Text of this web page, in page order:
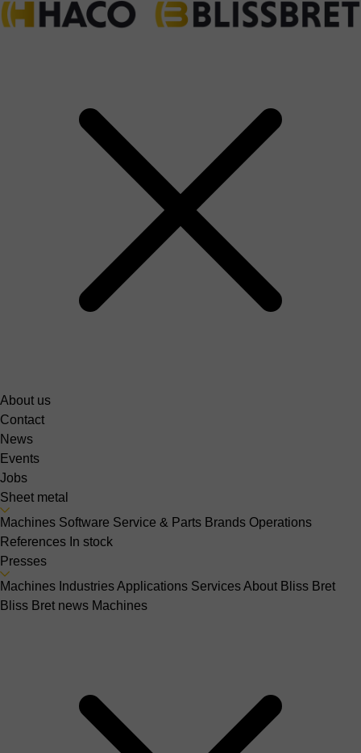
About us
Contact
News
Events
Jobs
Sheet metal
Machines Software Service & Parts Brands Operations
References In stock
Presses
Machines IndustriesApplications ServicesAbout Bliss Bret
Bliss Bret news Machines